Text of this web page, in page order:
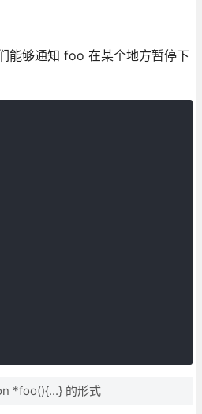
能够通知 foo 在某个地方暂停下
*foo(){...} 的形式